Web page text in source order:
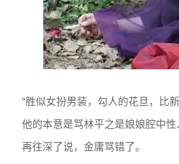
“胜似女扮男装，勾人的花旦，比
他的本意是骂林平之是娘娘腔中
再往深了说，金庸骂错了。